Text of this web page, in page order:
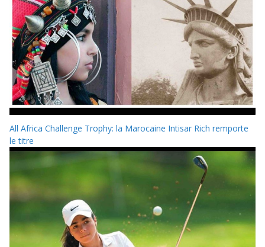
All Africa Challenge Trophy: la Marocaine Intisar Rich remporte
le titre